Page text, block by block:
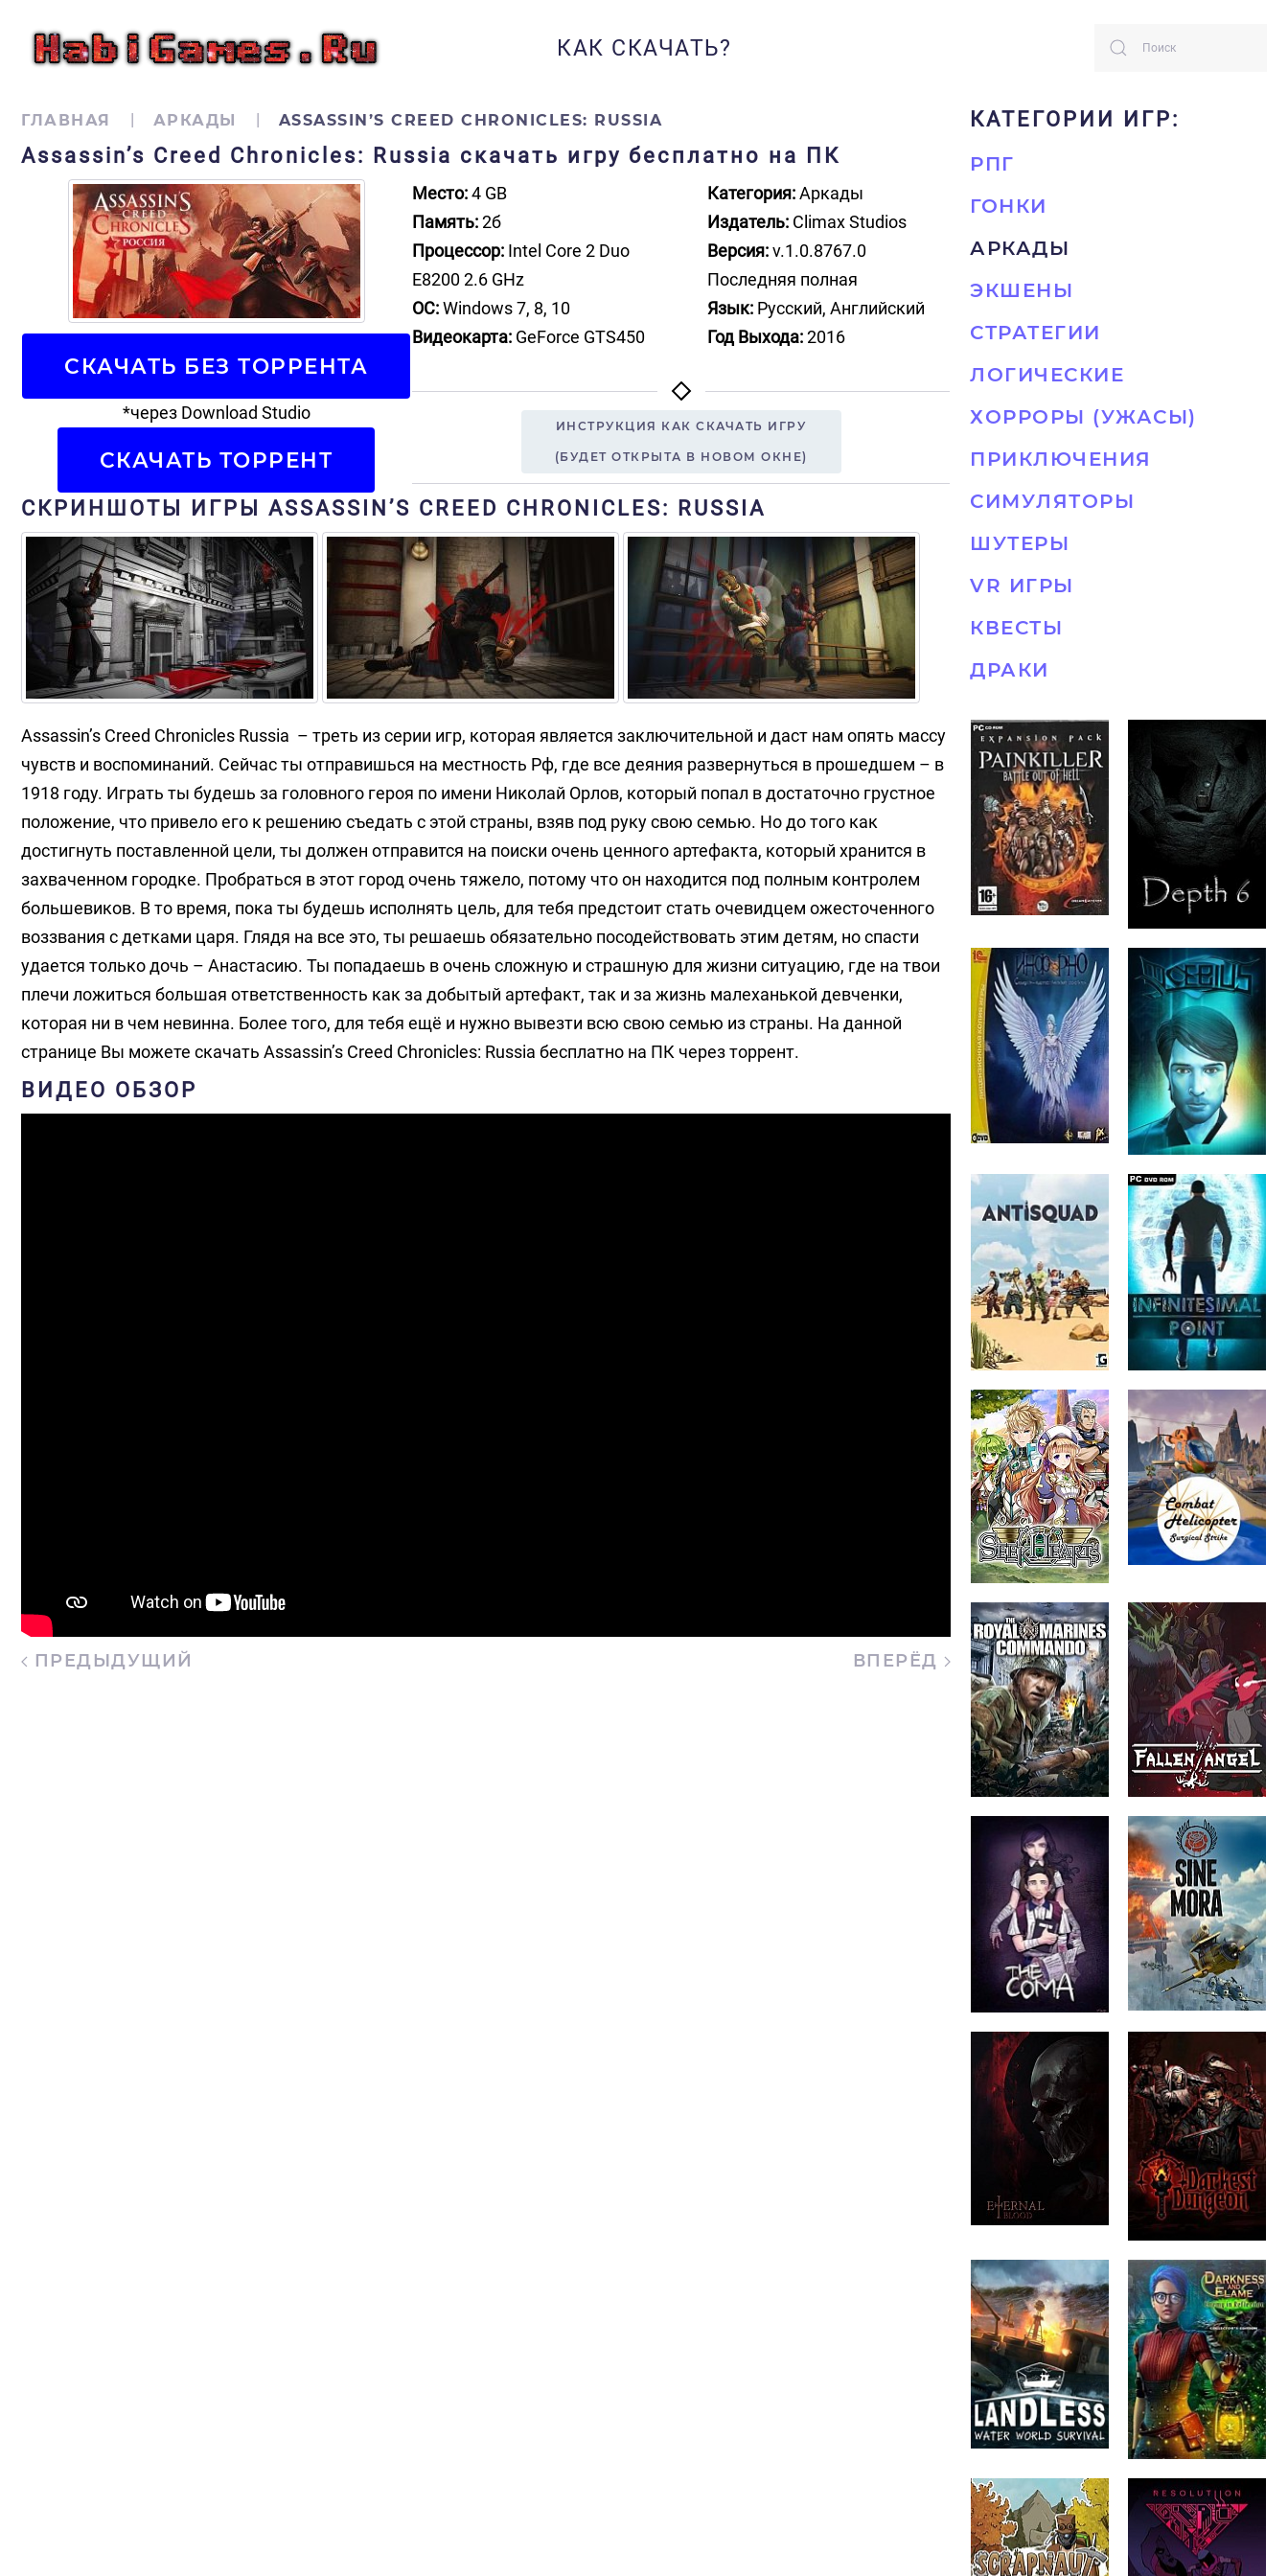
КАК СКАЧАТЬ?
ГЛАВНАЯ АРКАДЫ ASSASSIN’S CREED CHRONICLES: RUSSIA
Assassin’s Creed Chronicles: Russia скачать игру бесплатно на ПК
СКАЧАТЬ БЕЗ ТОРРЕНТА
*через Download Studio
СКАЧАТЬ ТОРРЕНТ
Место:4 GB
Память:2б
Процессор: Intel Core 2 Duo
E8200 2.6 GHz
ОС:Windows 7, 8, 10
Видеокарта: GeForce GTS450
Категория:Аркады
Издатель: Climax Studios
Версия:v.1.0.8767.0
Последняя полная
Язык: Русский, Английский
Год Выхода:2016
ИНСТРУКЦИЯ КАК СКАЧАТЬ ИГРУ
(БУДЕТ ОТКРЫТА В НОВОМ ОКНЕ)
СКРИНШОТЫ ИГРЫ ASSASSIN’S CREED CHRONICLES: RUSSIA
Assassin’s Creed Chronicles Russia – треть из серии игр, которая является заключительной и даст нам опять массу
чувств и воспоминаний. Сейчас ты отправишься на местность Рф, где все деяния развернуться в прошедшем – в
1918 году. Играть ты будешь за головного героя по имени Николай Орлов, который попал в достаточно грустное
положение, что привело его к решению съедать с этой страны, взяв под руку свою семью. Но до того как
достигнуть поставленной цели, ты должен отправится на поиски очень ценного артефакта, который хранится в
захваченном городке. Пробраться в этот город очень тяжело, потому что он находится под полным контролем
большевиков. В то время, пока ты будешь исполнять цель, для тебя предстоит стать очевидцем ожесточенного
воззвания с детками царя. Глядя на все это, ты решаешь обязательно посодействовать этим детям, но спасти
удается только дочь – Анастасию. Ты попадаешь в очень сложную и страшную для жизни ситуацию, где на твои
плечи ложиться большая ответственность как за добытый артефакт, так и за жизнь малеханькой девченки,
которая ни в чем невинна. Более того, для тебя ещё и нужно вывезти всю свою семью из страны. На данной
странице Вы можете скачать Assassin’s Creed Chronicles: Russia бесплатно на ПК через торрент.
ВИДЕО ОБЗОР
ПРЕДЫДУЩИЙ ВПЕРЁД
КАТЕГОРИИ ИГР:
РПГ
ГОНКИ
АРКАДЫ
ЭКШЕНЫ
СТРАТЕГИИ
ЛОГИЧЕСКИЕ
ХОРРОРЫ (УЖАСЫ)
ПРИКЛЮЧЕНИЯ
СИМУЛЯТОРЫ
ШУТЕРЫ
VR ИГРЫ
КВЕСТЫ
ДРАКИ